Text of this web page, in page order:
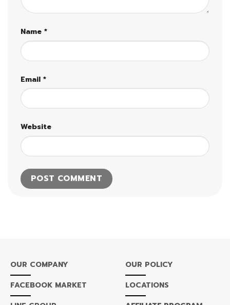
Name *
Email *
Website
OUR COMPANY
FACEBOOK MARKET
OUR POLICY
LOCATIONS